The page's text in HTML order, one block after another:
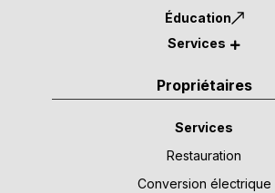
Éducation
Services
Propriétaires
Services
Restauration
Conversion électrique